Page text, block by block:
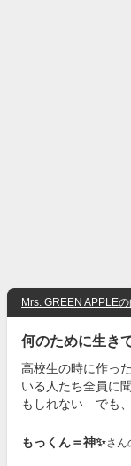
Mrs. GREEN APPLE
何のために生き
高校生の時に作っ
いる人たち全員に
もしれない でも
もっくん＝神✨さん